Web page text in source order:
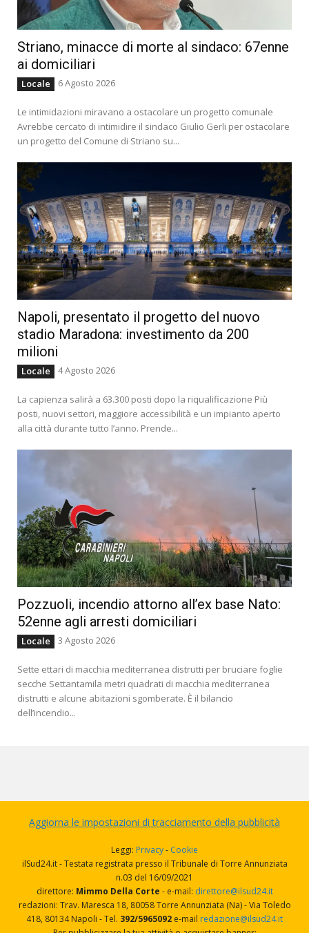
Striano, minacce di morte al sindaco: 67enne
ai domiciliari
Locale 6 Agosto 2026
Le intimidazioni miravano a ostacolare un progetto comunale
Avrebbe cercato di intimidire il sindaco Giulio Gerli per ostacolare
un progetto del Comune di Striano su...
Napoli, presentato il progetto del nuovo
stadio Maradona: investimento da 200
milioni
Locale 4 Agosto 2026
La capienza salirà a 63.300 posti dopo la riqualificazione Più
posti, nuovi settori, maggiore accessibilità e un impianto aperto
alla città durante tutto l’anno. Prende...
Pozzuoli, incendio attorno all’ex base Nato:
52enne agli arresti domiciliari
Locale 3 Agosto 2026
Sette ettari di macchia mediterranea distrutti per bruciare foglie
secche Settantamila metri quadrati di macchia mediterranea
distrutti e alcune abitazioni sgomberate. È il bilancio
dell’incendio...
Aggiorna le impostazioni di tracciamento della pubblicità
Leggi: Privacy- Cookie
ilSud24.it - Testata registrata presso il Tribunale di Torre Annunziata
n.03 del 16/09/2021
direttore: Mimmo Della Corte - e-mail: direttore@ilsud24.it
redazioni: Trav. Maresca 18, 80058 Torre Annunziata (Na) - Via Toledo
418, 80134 Napoli - Tel. 392/5965092 e-mail redazione@ilsud24.it